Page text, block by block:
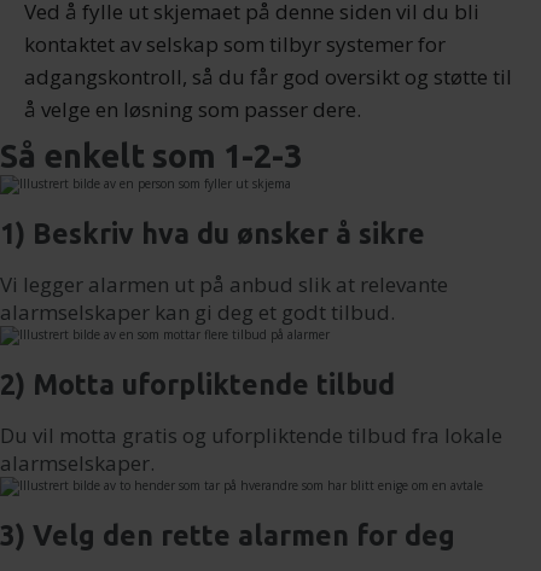
eller som de har samlet inn gjennom din bruk av
Ved å fylle ut skjemaet på denne siden vil du bli
kontaktet av selskap som tilbyr systemer for
adgangskontroll, så du får god oversikt og støtte til
å velge en løsning som passer dere.
Så enkelt som 1-2-3
1) Beskriv hva du ønsker å sikre
Vi legger alarmen ut på anbud slik at relevante
alarmselskaper kan gi deg et godt tilbud.
2) Motta uforpliktende tilbud
Du vil motta gratis og uforpliktende tilbud fra lokale
alarmselskaper.
3) Velg den rette alarmen for deg